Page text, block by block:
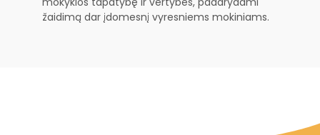
žaidimą dar įdomesnį vyresniems mokiniams.